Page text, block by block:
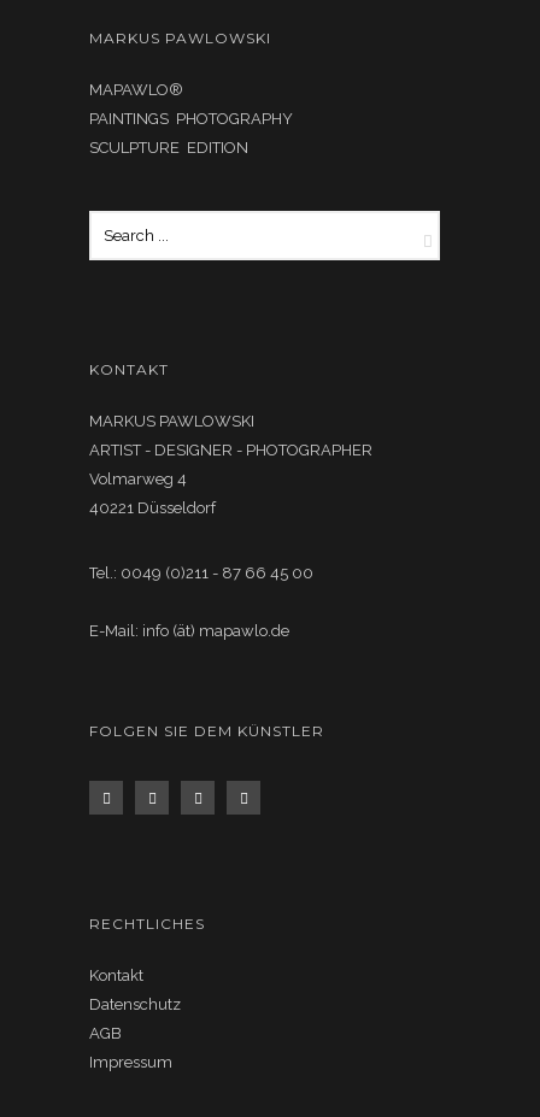
MARKUS PAWLOWSKI
MAPAWLO®
PAINTINGS PHOTOGRAPHY
SCULPTURE EDITION
KONTAKT
MARKUS PAWLOWSKI
ARTIST - DESIGNER - PHOTOGRAPHER
Volmarweg 4
40221 Düsseldorf
Tel.: 0049 (0)211 - 87 66 45 00
E-Mail: info (ät) mapawlo.de
FOLGEN SIE DEM KÜNSTLER
RECHTLICHES
Kontakt
Datenschutz
AGB
Impressum